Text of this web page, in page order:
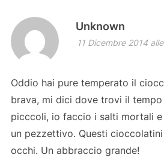
Unknown
11 Dicembre 2014
Oddio hai pure temperato il
brava, mi dici dove trovi il
picccoli, io faccio i salti mortali e
un pezzettivo. Questi
occhi. Un abbraccio grande!